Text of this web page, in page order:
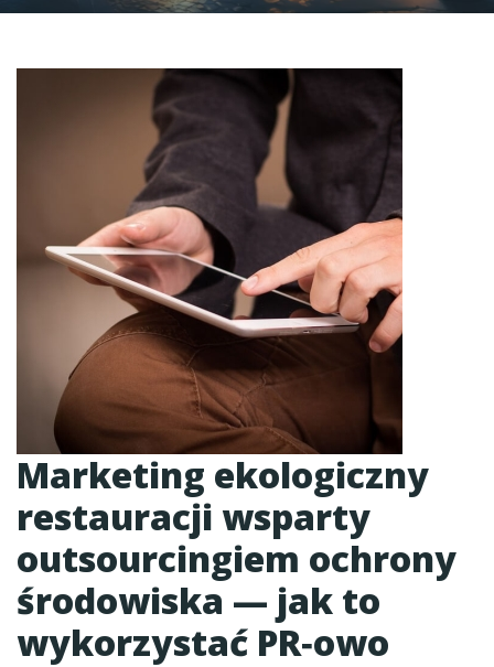
Marketing ekologiczny
restauracji wsparty
outsourcingiem ochrony
środowiska — jak to
wykorzystać PR‑owo